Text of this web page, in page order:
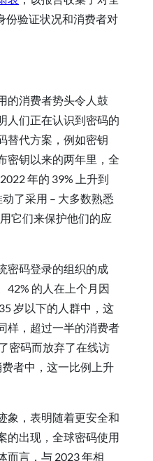
份验证状况和消费者对
的消费者势头令人鼓
人们正在认识到密码的
替代方案，例如密钥
密钥以来的两年里，全
年的 39% 上升到
了采用 – 大多数熟悉
它们来保护他们的应
密码登录的组织的成
42% 的人在上个月因
岁以下的人群中，这
样，超过一半的消费者
密码而放弃了在线访
者中，这一比例上升
象，表明随着更安全和
的出现，全球密码使用
而言，与 2023 年相